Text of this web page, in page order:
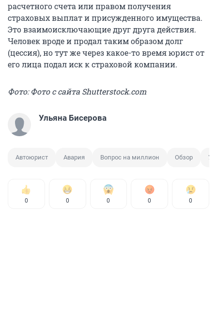
расчетного счета или правом получения
страховых выплат и присужденного имущества.
Это взаимоисключающие друг друга действия.
Человек вроде и продал таким образом долг
(цессия), но тут же через какое-то время юрист от
его лица подал иск к страховой компании.
Фото: Фото с сайта Shutterstock.com
Ульяна Бисерова
Автоюрист Авария Вопрос на миллион Обзор
0 0 0 0 0